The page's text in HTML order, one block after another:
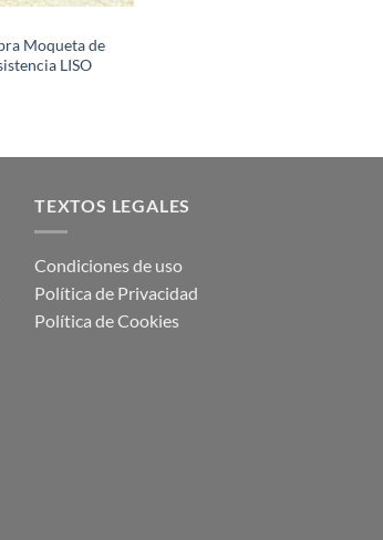
Moqueta de
LISO
TEXTOS LEGALES
Condiciones de uso
Política de Privacidad
Política de Cookies